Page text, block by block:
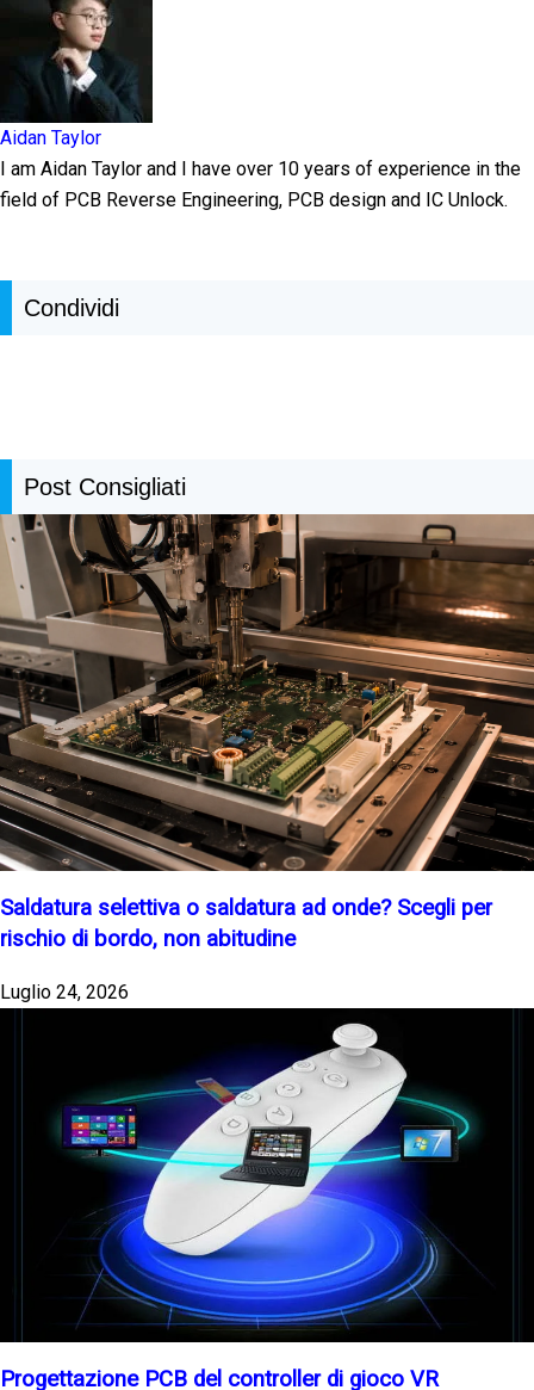
Aidan Taylor
I am Aidan Taylor and I have over 10 years of experience in the
field of PCB Reverse Engineering, PCB design and IC Unlock.
Condividi
Post Consigliati
Saldatura selettiva o saldatura ad onde? Scegli per
rischio di bordo, non abitudine
Luglio 24, 2026
Progettazione PCB del controller di gioco VR